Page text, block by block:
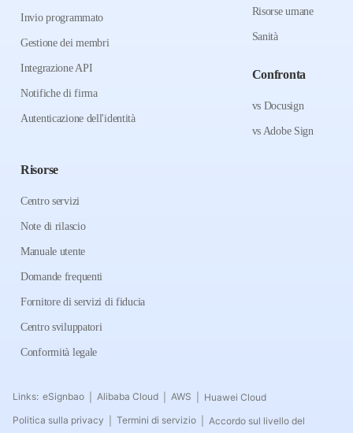
Invio programmato
Gestione dei membri
Integrazione API
Notifiche di firma
Autenticazione dell'identità
Risorse umane
Sanità
Confronta
vs Docusign
vs Adobe Sign
Risorse
Centro servizi
Note di rilascio
Manuale utente
Domande frequenti
Fornitore di servizi di fiducia
Centro sviluppatori
Conformità legale
Links: eSignbao Alibaba Cloud AWS
Huawei Cloud
Politica sulla privacy
Termini di servizio
Accordo sul livello del